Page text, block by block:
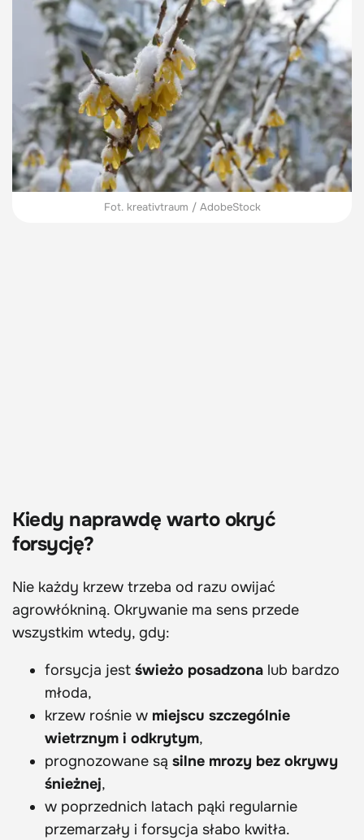
Fot. kreativtraum / AdobeStock
Kiedy naprawdę warto okryć
forsycję?
Nie każdy krzew trzeba od razu owijać
agrowłókniną. Okrywanie ma sens przede
wszystkim wtedy, gdy:
forsycja jest świeżo posadzona lub bardzo
młoda,
krzew rośnie w miejscu szczególnie
wietrznym i odkrytym,
prognozowane są silne mrozy bez okrywy
śnieżnej,
w poprzednich latach pąki regularnie
przemarzały i forsycja słabo kwitła.